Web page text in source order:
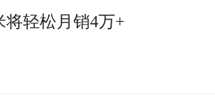
轻松月销4万+